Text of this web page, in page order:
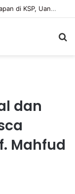
Kapolres Aryo Bongkar Modus Penggelapan di KSP, Uang Angsuran Nasabah Raib Ratusan Juta Rupiah
dan
Mahfud